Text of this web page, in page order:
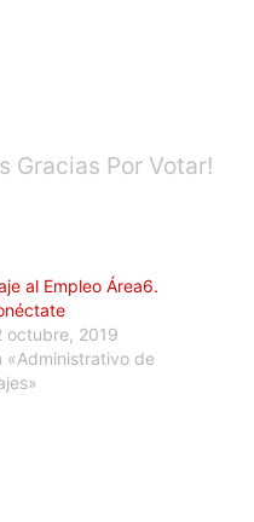
Gracias Por Votar!
al Empleo Área6.
octubre, 2019
«Administrativo de